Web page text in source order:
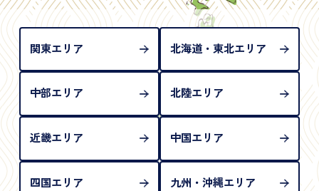
められない（住所確認ができないため）。補助書類
が必要となります
関東エリア 北海道・東北エリア
中部エリア 北陸エリア
近畿エリア 中国エリア
四国エリア 九州・沖縄エリア